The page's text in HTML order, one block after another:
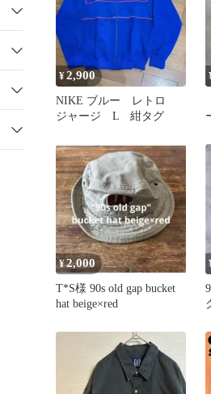
¥2,900
NIKE ブルー レトロ
ジャージ L 紺タグ
¥2,000
T*S様 90s old gap bucket
hat beige×red